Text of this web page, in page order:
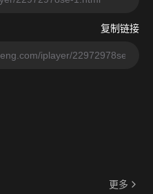
复制链接
更多